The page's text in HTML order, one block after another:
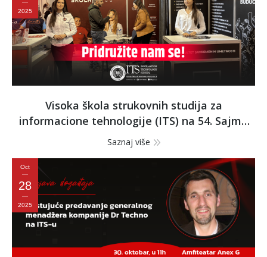
2025
Visoka škola strukovnih studija za
informacione tehnologije (ITS) na 54. Sajmu
obrazovanja – Pridružite nam se!
Saznaj više
Oct
28
2025